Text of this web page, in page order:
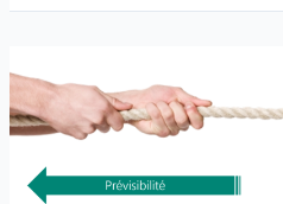
sur
concurrence
avale,
n’en
ils